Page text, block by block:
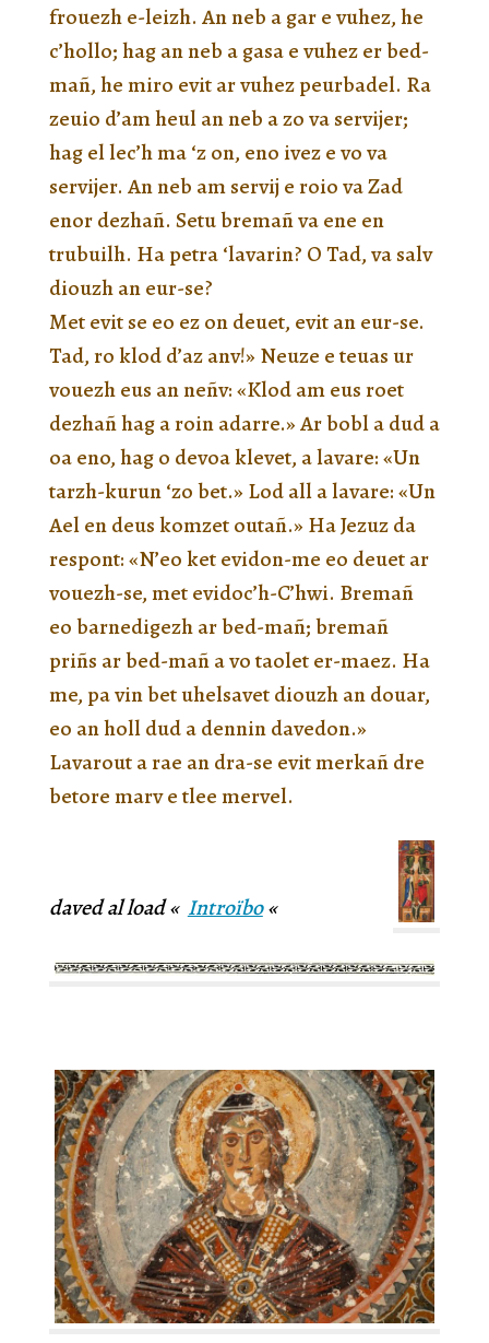
frouezh e-leizh. An neb a gar e vuhez, he
c’hollo; hag an neb a gasa e vuhez er bed-
mañ, he miro evit ar vuhez peurbadel. Ra
zeuio d’am heul an neb a zo va servijer;
hag el lec’h ma ‘z on, eno ivez e vo va
servijer. An neb am servij e roio va Zad
enor dezhañ. Setu bremañ va ene en
trubuilh. Ha petra ‘lavarin? O Tad, va salv
diouzh an eur-se?
Met evit se eo ez on deuet, evit an eur-se.
Tad, ro klod d’az anv!» Neuze e teuas ur
vouezh eus an neñv: «Klod am eus roet
dezhañ hag a roin adarre.» Ar bobl a dud a
oa eno, hag o devoa klevet, a lavare: «Un
tarzh-kurun ‘zo bet.» Lod all a lavare: «Un
Ael en deus komzet outañ.» Ha Jezuz da
respont: «N’eo ket evidon-me eo deuet ar
vouezh-se, met evidoc’h-C’hwi. Bremañ
eo barnedigezh ar bed-mañ; bremañ
priñs ar bed-mañ a vo taolet er-maez. Ha
me, pa vin bet uhelsavet diouzh an douar,
eo an holl dud a dennin davedon.»
Lavarout a rae an dra-se evit merkañ dre
betore marv e tlee mervel.
daved al load « Introïbo«